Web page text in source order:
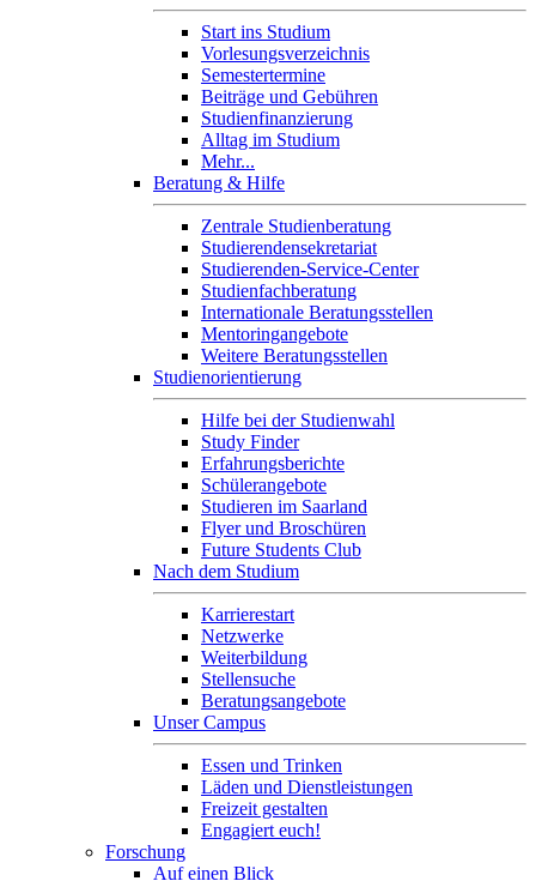
Start ins Studium
Vorlesungsverzeichnis
Semestertermine
Beiträge und Gebühren
Studienfinanzierung
Alltag im Studium
Mehr...
Beratung & Hilfe
Zentrale Studienberatung
Studierendensekretariat
Studierenden-Service-Center
Studienfachberatung
Internationale Beratungsstellen
Mentoringangebote
Weitere Beratungsstellen
Studienorientierung
Hilfe bei der Studienwahl
Study Finder
Erfahrungsberichte
Schülerangebote
Studieren im Saarland
Flyer und Broschüren
Future Students Club
Nach dem Studium
Karrierestart
Netzwerke
Weiterbildung
Stellensuche
Beratungsangebote
Unser Campus
Essen und Trinken
Läden und Dienstleistungen
Freizeit gestalten
Engagiert euch!
Forschung
Auf einen Blick